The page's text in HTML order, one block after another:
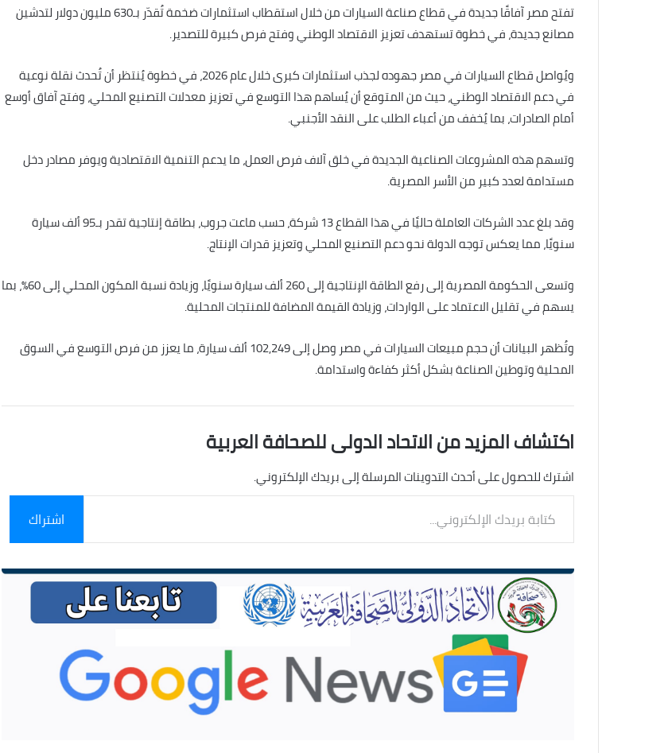
تفتح مصر آفاقًا جديدة في قطاع صناعة السيارات من خلال استقطاب استثمارات ضخمة تُقدّر بـ630 مليون دولار لتدشين
مصانع جديدة، في خطوة تستهدف تعزيز الاقتصاد الوطني وفتح فرص كبيرة للتصدير.
ويُواصل قطاع السيارات في مصر جهوده لجذب استثمارات كبرى خلال عام 2026، في خطوة يُنتظر أن تُحدث نقلة نوعية
في دعم الاقتصاد الوطني، حيث من المتوقع أن يُساهم هذا التوسع في تعزيز معدلات التصنيع المحلي، وفتح آفاق أوسع
أمام الصادرات، بما يُخفف من أعباء الطلب على النقد الأجنبي.
وتسهم هذه المشروعات الصناعية الجديدة في خلق آلاف فرص العمل، ما يدعم التنمية الاقتصادية ويوفر مصادر دخل
مستدامة لعدد كبير من الأسر المصرية.
وقد بلغ عدد الشركات العاملة حاليًا في هذا القطاع 13 شركة، حسب ماعت جروب، بطاقة إنتاجية تقدر بـ95 ألف سيارة
سنويًا، مما يعكس توجه الدولة نحو دعم التصنيع المحلي وتعزيز قدرات الإنتاج.
وتسعى الحكومة المصرية إلى رفع الطاقة الإنتاجية إلى 260 ألف سيارة سنويًا، وزيادة نسبة المكون المحلي إلى 60%، بما
يسهم في تقليل الاعتماد على الواردات، وزيادة القيمة المضافة للمنتجات المحلية.
وتُظهر البيانات أن حجم مبيعات السيارات في مصر وصل إلى 102,249 ألف سيارة، ما يعزز من فرص التوسع في السوق
المحلية وتوطين الصناعة بشكل أكثر كفاءة واستدامة.
اكتشاف المزيد من الاتحاد الدولى للصحافة العربية
اشترك للحصول على أحدث التدوينات المرسلة إلى بريدك الإلكتروني.
الإلكتروني...
اشتراك